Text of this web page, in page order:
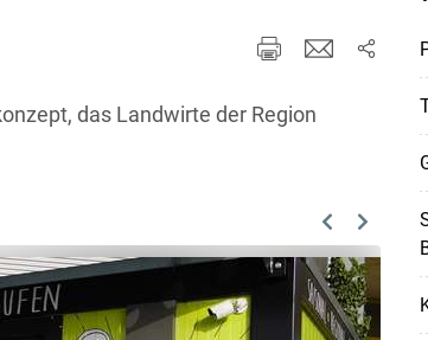
das Landwirte der Region
Previous
Next